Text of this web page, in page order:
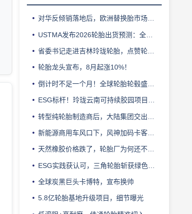
对华反倾销落地后，欧洲替换胎市场迎来拐点
USTMA发布2026轮胎出货预测：全年3.303 亿条
省委书记走进吉林玲珑轮胎，点赞轮胎智造标杆
轮胎龙头宣布，8月起涨10%！
倒计时不足一个月！全球轮胎轮毂盛会即将登陆上海！
ESG标杆！玲珑云南可持续胶园项目获评最佳实践
转型纯轮胎制造商后，大陆集团交出亮眼业绩
新能源商用车风口下，风神加码卡客车胎产能
天然橡胶价格跌了，轮胎厂为何还不敢“松口气”？
ESG实践获认可，三角轮胎斩获绿色发展典范企业奖
全球炭黑巨头卡博特，宣布换帅
5.8亿轮胎基地升级项目，细节曝光